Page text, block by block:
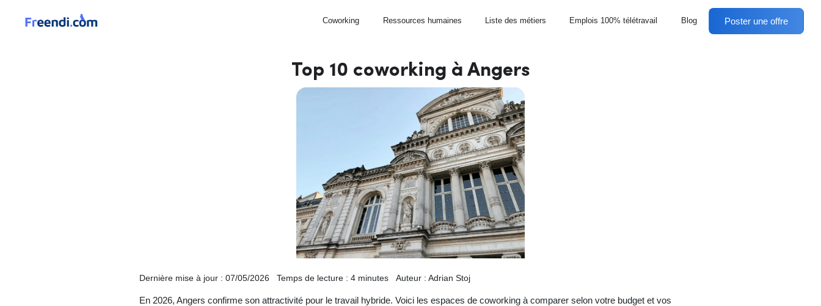
Coworking Ressources humaines Liste des métiers Emplois 100% télétravail Blog Poster une offre
Top 10 coworking à Angers
Dernière mise à jour : 07/05/2026 Temps de lecture : 4 minutes Auteur : Adrian Stoj
En 2026, Angers confirme son attractivité pour le travail hybride. Voici les espaces de coworking à comparer selon votre budget et vos